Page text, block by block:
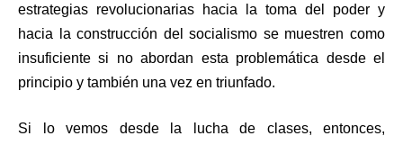
estrategias revolucionarias hacia la toma del poder y
hacia la construcción del socialismo se muestren como
insuficiente si no abordan esta problemática desde el
principio y también una vez en triunfado.
Si lo vemos desde la lucha de clases, entonces,